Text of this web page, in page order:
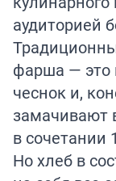
аудиторией
фарша — это
чеснок и,
замачивают
в сочетании
Но хлеб в